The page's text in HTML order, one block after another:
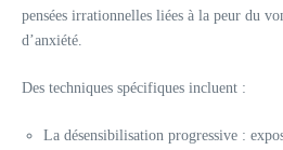
pensées irrationnelles liées à la peur du
d’anxiété.
Des techniques spécifiques incluent :
La désensibilisation progressive :